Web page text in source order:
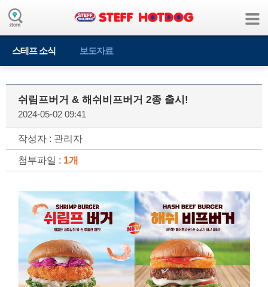
스테프 소식 보도자료
쉬림프버거 & 해쉬비프버거 2종 출시!
2024-05-02 09:41
작성자 : 관리자
첨부파일 : 1개